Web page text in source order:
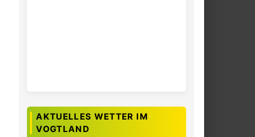
AKTUELLES WETTER IM
VOGTLAND